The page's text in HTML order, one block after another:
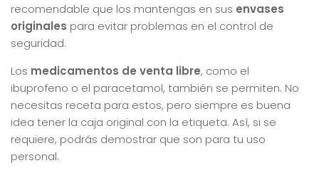
recomendable que los mantengas en sus envases
originales para evitar problemas en el control de
seguridad.
Los medicamentos de venta libre, como el
ibuprofeno o el paracetamol, también se permiten. No
necesitas receta para estos, pero siempre es buena
idea tener la caja original con la etiqueta. Así, si se
requiere, podrás demostrar que son para tu uso
personal.